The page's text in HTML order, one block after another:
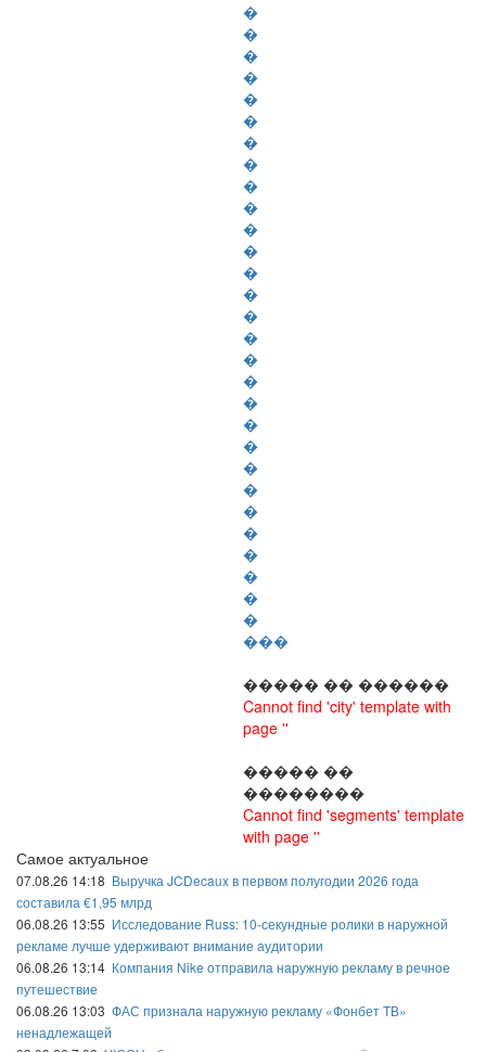
�
�
�
�
�
�
�
�
�
�
�
�
�
�
�
�
�
�
�
�
�
�
�
�
�
�
�
�
�
���
����� �� ������
Cannot find 'city' template with
page ''
����� ��
��������
Cannot find 'segments' template
with page ''
Самое актуальное
07.08.26 14:18 Выручка JCDecaux в первом полугодии 2026 года
составила €1,95 млрд
06.08.26 13:55 Исследование Russ: 10-секундные ролики в наружной
рекламе лучше удерживают внимание аудитории
06.08.26 13:14 Компания Nike отправила наружную рекламу в речное
путешествие
06.08.26 13:03 ФАС признала наружную рекламу «Фонбет ТВ»
ненадлежащей